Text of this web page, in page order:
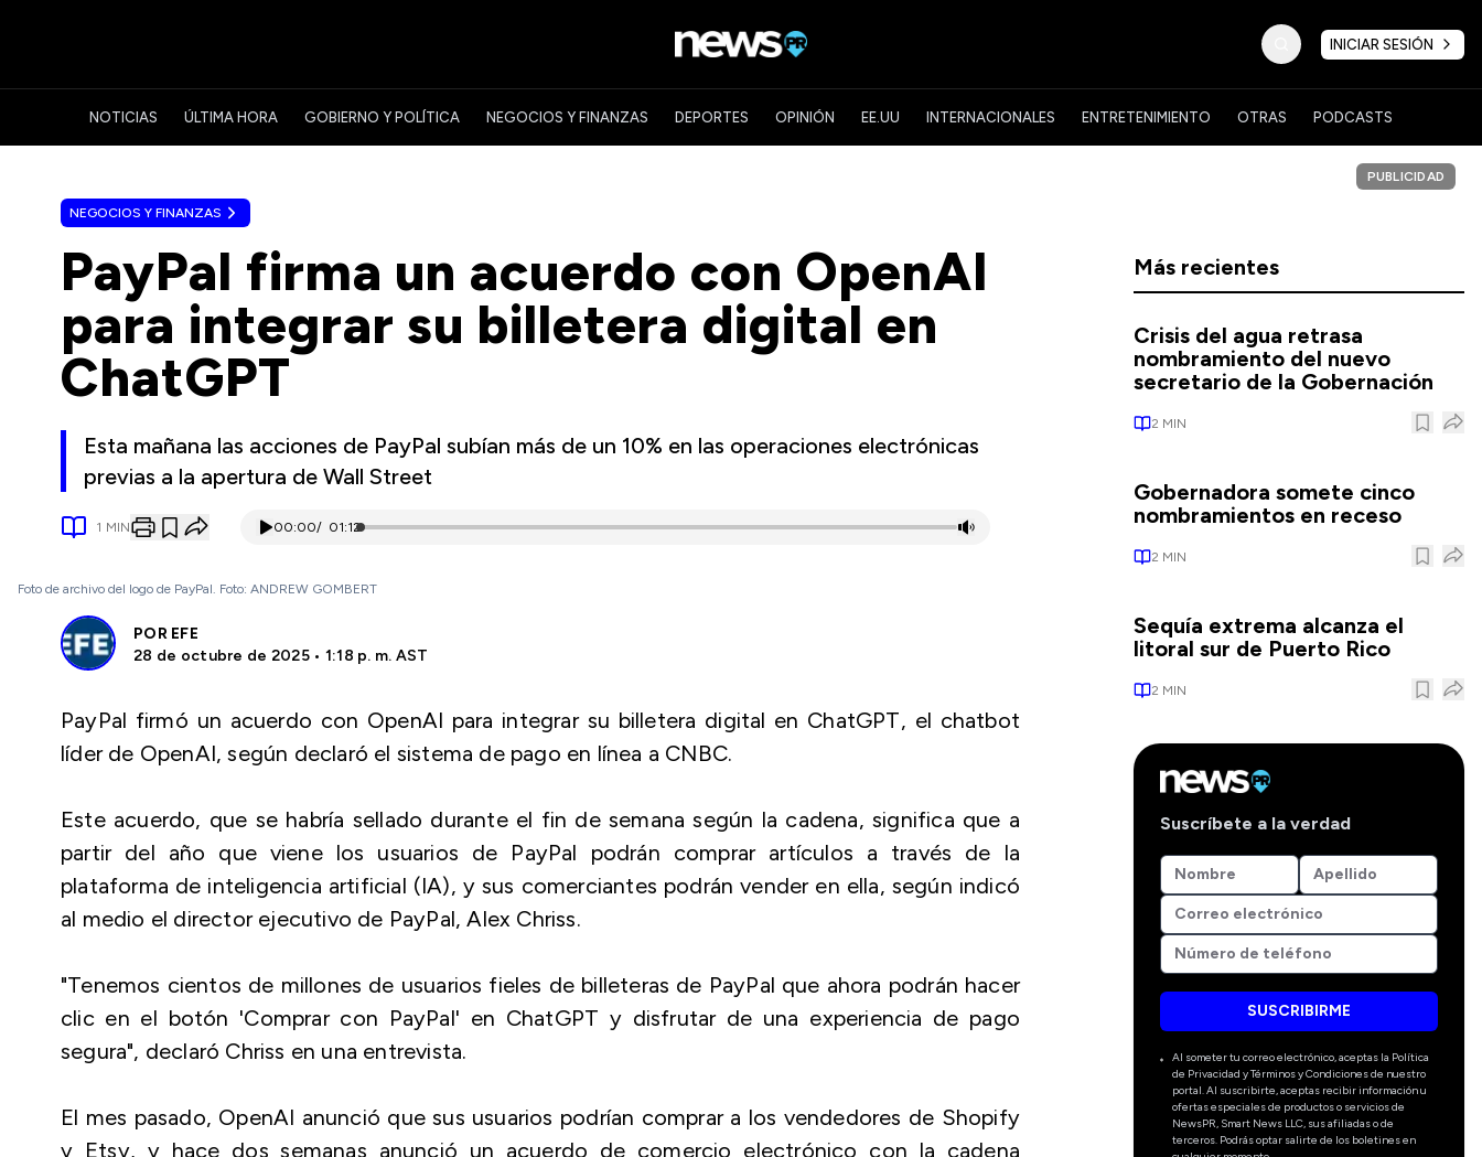
INICIAR SESIÓN
NOTICIAS ÚLTIMA HORA GOBIERNO Y POLÍTICA NEGOCIOS Y FINANZAS DEPORTES OPINIÓN EE.UU INTERNACIONALES ENTRETENIMIENTO OTRAS PODCASTS
NEGOCIOS Y FINANZAS
PayPal firma un acuerdo con OpenAI
para integrar su billetera digital en
ChatGPT
Esta mañana las acciones de PayPal subían más de un 10% en las operaciones electrónicas
previas a la apertura de Wall Street
1 MIN 00:00/ 01:12
Foto de archivo del logo de PayPal. Foto: ANDREW GOMBERT
POR EFE
28 de octubre de 2025 • 1:18 p. m. AST
PayPal firmó un acuerdo con OpenAI para integrar su billetera digital en ChatGPT, el chatbot
líder de OpenAI, según declaró el sistema de pago en línea a CNBC.
Este acuerdo, que se habría sellado durante el fin de semana según la cadena, significa que a
partir del año que viene los usuarios de PayPal podrán comprar artículos a través de la
plataforma de inteligencia artificial (IA), y sus comerciantes podrán vender en ella, según indicó
al medio el director ejecutivo de PayPal, Alex Chriss.
"Tenemos cientos de millones de usuarios fieles de billeteras de PayPal que ahora podrán hacer
clic en el botón 'Comprar con PayPal' en ChatGPT y disfrutar de una experiencia de pago
segura", declaró Chriss en una entrevista.
El mes pasado, OpenAI anunció que sus usuarios podrían comprar a los vendedores de Shopify
y Etsy, y hace dos semanas anunció un acuerdo de comercio electrónico con la cadena
PUBLICIDAD
Más recientes
Crisis del agua retrasa
nombramiento del nuevo
secretario de la Gobernación
2 MIN
Gobernadora somete cinco
nombramientos en receso
2 MIN
Sequía extrema alcanza el
litoral sur de Puerto Rico
2 MIN
Suscríbete a la verdad
SUSCRIBIRME
Al someter tu correo electrónico, aceptas la Política
de Privacidad y Términos y Condiciones de nuestro
portal. Al suscribirte, aceptas recibir información u
ofertas especiales de productos o servicios de
NewsPR, Smart News LLC, sus afiliadas o de
terceros. Podrás optar salirte de los boletines en